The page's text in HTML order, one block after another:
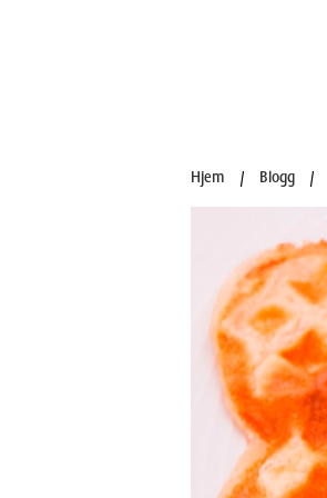
Hjem / Blogg /